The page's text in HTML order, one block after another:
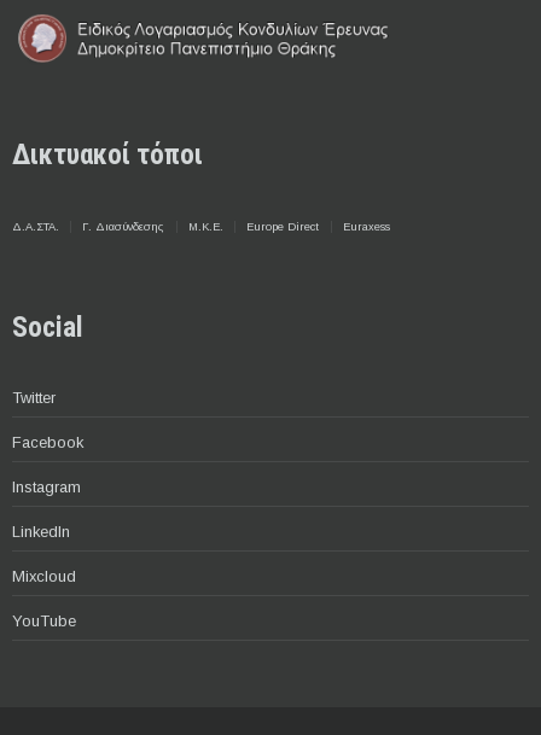
Δικτυακοί τόποι
Δ.Α.ΣΤΑ. Γ. Διασύνδεσης Μ.Κ.Ε. Europe Direct Euraxess
Social
Twitter
Facebook
Instagram
LinkedIn
Mixcloud
YouTube